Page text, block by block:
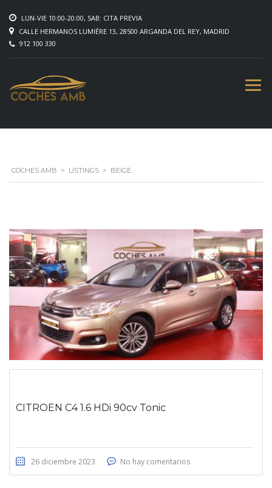
LUN-VIE 10:00-20:00, SAB: CITA PREVIA
CALLE HERMANOS LUMIÉRE 13, 28500 ARGANDA DEL REY, MADRID
912 100 330
COCHES AMB > LISTINGS > BEIGE
CITROEN C4 1.6 HDi 90cv Tonic
26 diciembre 2023 No hay comentarios